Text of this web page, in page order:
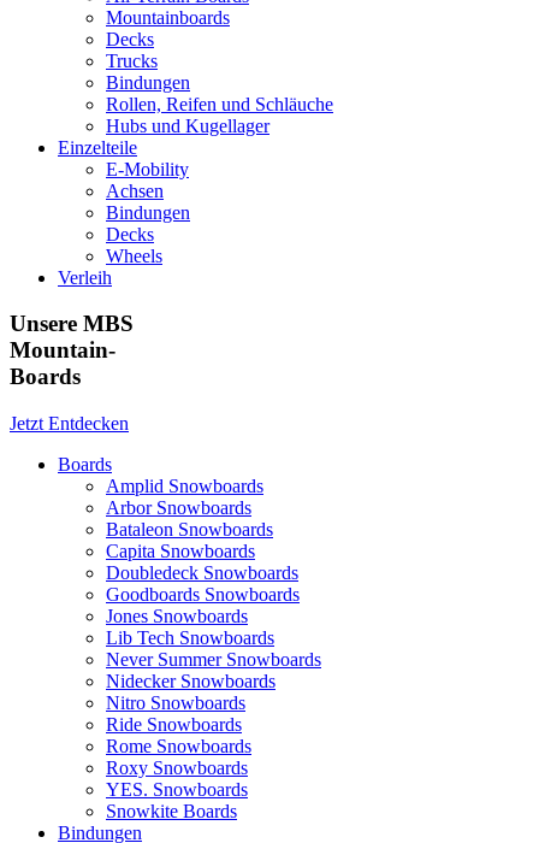
Mountainboards
Decks
Trucks
Bindungen
Rollen, Reifen und Schläuche
Hubs und Kugellager
Einzelteile
E-Mobility
Achsen
Bindungen
Decks
Wheels
Verleih
Unsere MBS
Mountain-
Boards
Jetzt Entdecken
Boards
Amplid Snowboards
Arbor Snowboards
Bataleon Snowboards
Capita Snowboards
Doubledeck Snowboards
Goodboards Snowboards
Jones Snowboards
Lib Tech Snowboards
Never Summer Snowboards
Nidecker Snowboards
Nitro Snowboards
Ride Snowboards
Rome Snowboards
Roxy Snowboards
YES. Snowboards
Snowkite Boards
Bindungen